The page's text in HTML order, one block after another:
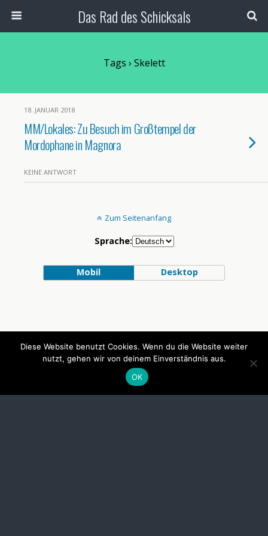
Das Rad des Schicksals
Tags › Skelett
18. JANUAR 2018
MM/Lokales: Zu Besuch im Großtempel der
Mordophane in Magnora
KEINE ANTWORT
Zum Seitenanfang
Sprache:
Mobil Desktop
Diese Website benutzt Cookies. Wenn du die Website weiter
nutzt, gehen wir von deinem Einverständnis aus.
OK